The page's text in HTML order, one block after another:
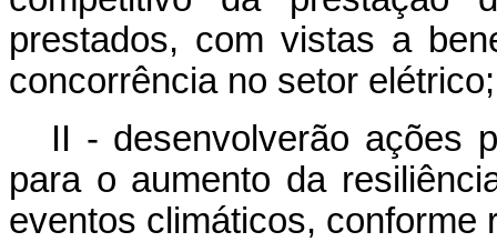
prestados, com vistas a
concorrência no setor elétrico;
II - desenvolverão ações
para o aumento da
eventos climáticos, conforme